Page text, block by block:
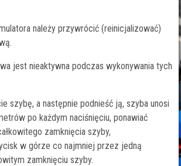
należy przywrócić (reinicjalizować)
jest nieaktywna podczas wykonywania tych
szybę, a następnie podnieść ją, szyba unosi
po każdym naciśnięciu, ponawiać
zamknięcia szyby,
w górze co najmniej przez jedną
zamknięciu szyby.